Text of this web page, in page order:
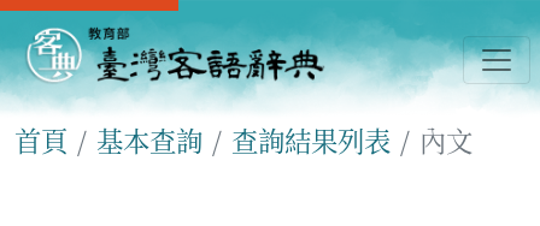
首頁 基本查詢 查詢結果列表 內文